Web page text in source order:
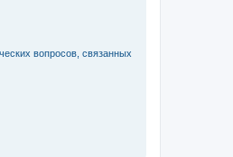
вопросов, связанных